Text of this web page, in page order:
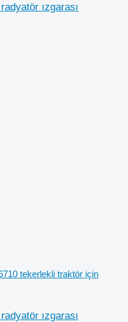
ızgarası
tekerlekli traktör için
ızgarası